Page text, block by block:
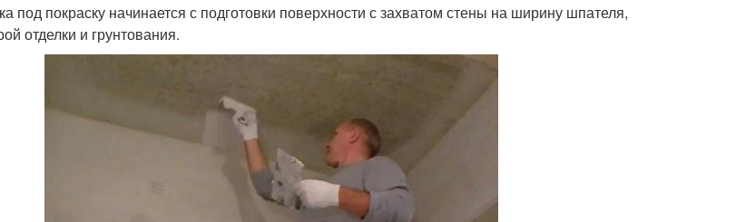
под покраску начинается с подготовки поверхности с захватом стены на ширину шпателя,
отделки и грунтования.